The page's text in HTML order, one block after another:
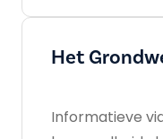
Het
Informatieve